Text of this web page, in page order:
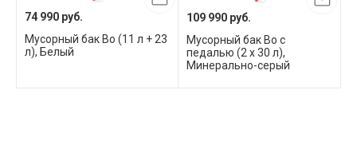
74 990 руб.
Мусорный бак Bo (11 л + 23
л), Белый
109 990 руб.
Мусорный бак Bo с
педалью (2 x 30 л),
Минерально-серый